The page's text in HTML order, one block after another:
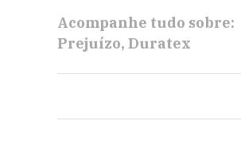
Acompanhe tudo sobre:
Prejuízo Duratex